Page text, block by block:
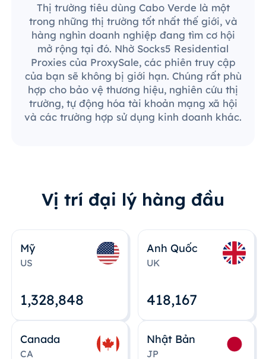
Thị trường tiêu dùng Cabo Verde là một
trong những thị trường tốt nhất thế giới, và
hàng nghìn doanh nghiệp đang tìm cơ hội
mở rộng tại đó. Nhờ Socks5 Residential
Proxies của ProxySale, các phiên truy cập
của bạn sẽ không bị giới hạn. Chúng rất phù
hợp cho bảo vệ thương hiệu, nghiên cứu thị
trường, tự động hóa tài khoản mạng xã hội
và các trường hợp sử dụng kinh doanh khác.
Vị trí đại lý hàng đầu
Mỹ
US
1,328,848
Anh Quốc
UK
418,167
Canada
CA
Nhật Bản
JP